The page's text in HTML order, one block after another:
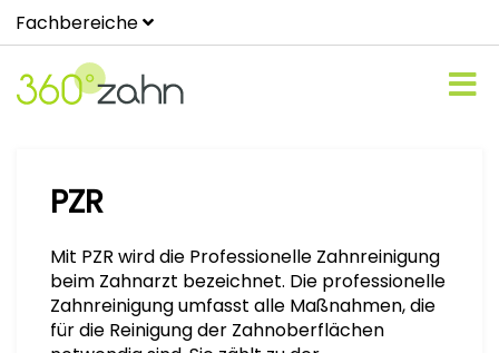
Fachbereiche
PZR
Mit PZR wird die Professionelle Zahnreinigung
beim Zahnarzt bezeichnet. Die professionelle
Zahnreinigung umfasst alle Maßnahmen, die
für die Reinigung der Zahnoberflächen